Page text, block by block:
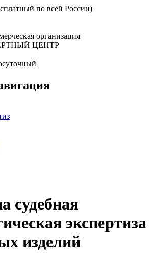
по всей России)
организация
ЦЕНТР
судебная
экспертиза
изделий